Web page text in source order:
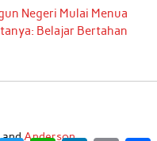
Negeri Mulai Menua
Belajar Bertahan
andAnderson.